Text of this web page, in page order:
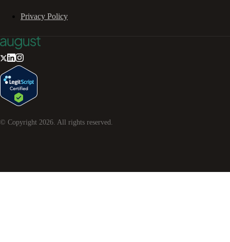
Privacy Policy
© Copyright 2026 . All rights reserved.